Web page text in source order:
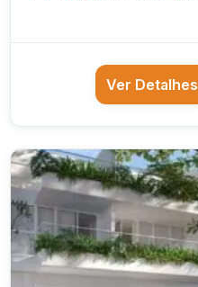
Ver Detalhes